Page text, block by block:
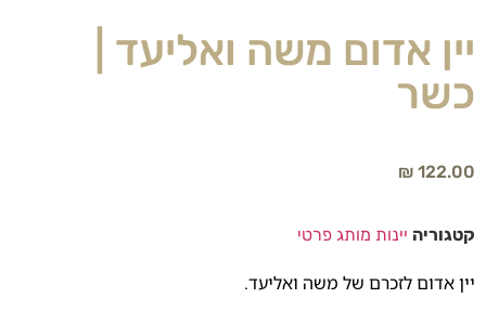
יין אדום משה ואליעד |
כשר
₪ 122.00
קטגוריה יינות מותג פרטי
יין אדום לזכרם של משה ואליעד.